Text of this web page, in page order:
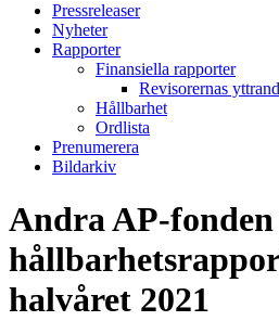
Pressreleaser
Nyheter
Rapporter
Finansiella rapporter
Revisorernas
Hållbarhet
Ordlista
Prenumerera
Bildarkiv
Andra AP-
halvåret 2021